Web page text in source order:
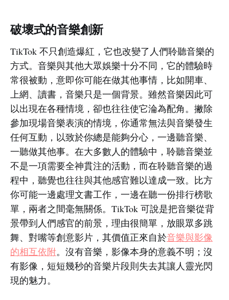
破壞式的音樂創新
TikTok 不只創造爆紅，它也改變了人們聆聽音樂的
方式。音樂與其他大眾娛樂十分不同，它的體驗時
常很被動，意即你可能在做其他事情，比如開車、
上網、讀書，音樂只是一個背景。雖然音樂因此可
以出現在各種情境，卻也往往使它淪為配角。撇除
參加現場音樂表演的情境，你通常無法與音樂發生
任何互動，以致於你總是能夠分心，一邊聽音樂、
一聽做其他事。在大多數人的體驗中，聆聽音樂並
不是一項需要全神貫注的活動，而在聆聽音樂的過
程中，聽覺也往往與其他感官難以達成一致。比方
你可能一邊處理文書工作，一邊在聽一份排行榜歌
單，兩者之間毫無關係。TikTok 可說是把音樂從背
景帶到人們感官的前景，理由很簡單，放眼眾多跳
舞、對嘴等創意影片，其價值正來自於音樂與影像
的相互依附。沒有音樂，影像本身的意義不明；沒
有影像，短短幾秒的音樂片段則失去其讓人靈光閃
現的魅力。